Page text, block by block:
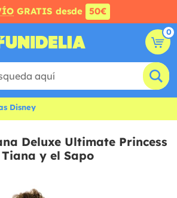
GRATIS desde 50€
0
Disney
Deluxe Ultimate Princess
y el Sapo